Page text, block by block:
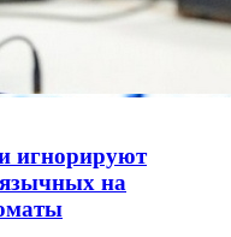
игнорируют
на